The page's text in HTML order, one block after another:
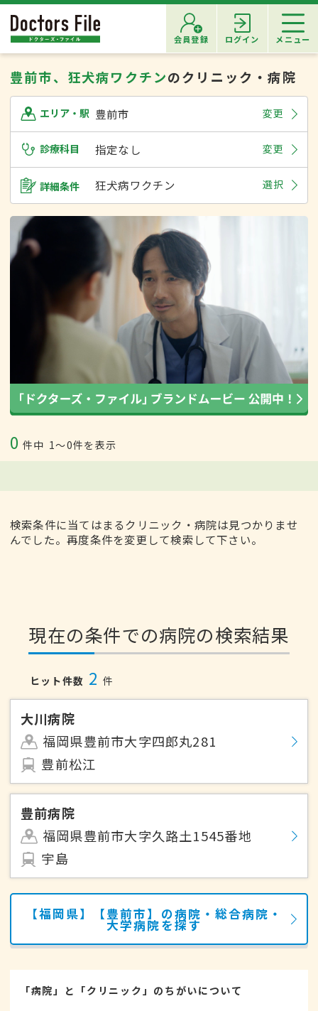
会員登録 ログイン メニュー
豊前市、狂犬病ワクチンのクリニック・病院
エリア・駅 豊前市 変更
診療科目 指定なし 変更
詳細条件 狂犬病ワクチン 選択
0 件中 1〜0件を表示
検索条件に当てはまるクリニック・病院は見つかりませ
んでした。再度条件を変更して検索して下さい。
現在の条件での病院の検索結果
ヒット件数 2 件
大川病院
福岡県豊前市大字四郎丸281
豊前松江
豊前病院
福岡県豊前市大字久路土1545番地
宇島
【福岡県】【豊前市】の病院・総合病院・
大学病院を探す
「病院」と「クリニック」のちがいについて